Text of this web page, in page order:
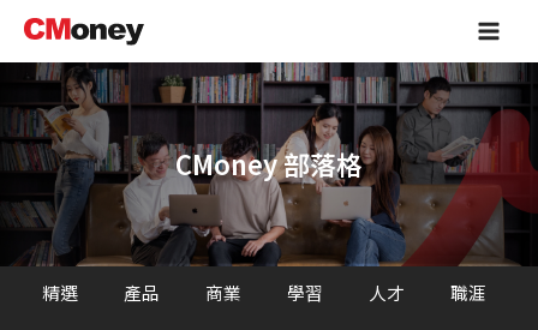
主
容
Main
CMoney 部落格
精選 產品 商業 學習 人才 職涯